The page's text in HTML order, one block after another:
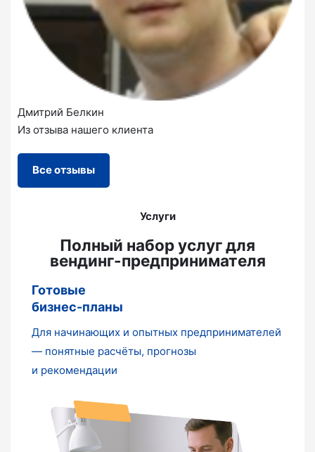
Дмитрий Белкин
Из отзыва нашего клиента
Все отзывы
Услуги
Полный набор услуг для
вендинг-предпринимателя
Готовые
бизнес-планы
Для начинающих и опытных предпринимателей
— понятные расчёты, прогнозы
и рекомендации